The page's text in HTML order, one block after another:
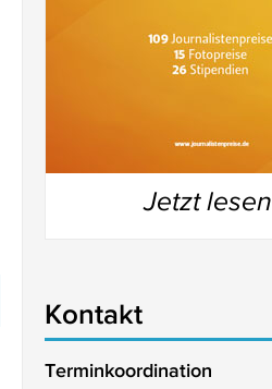
Jetzt lesen
Kontakt
Terminkoordination